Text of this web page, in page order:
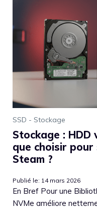
SSD - Stockage
Stockage : HDD
que choisir
Steam ?
Publié le: 14 mars 2026
En Bref Pour une
NVMe améliore